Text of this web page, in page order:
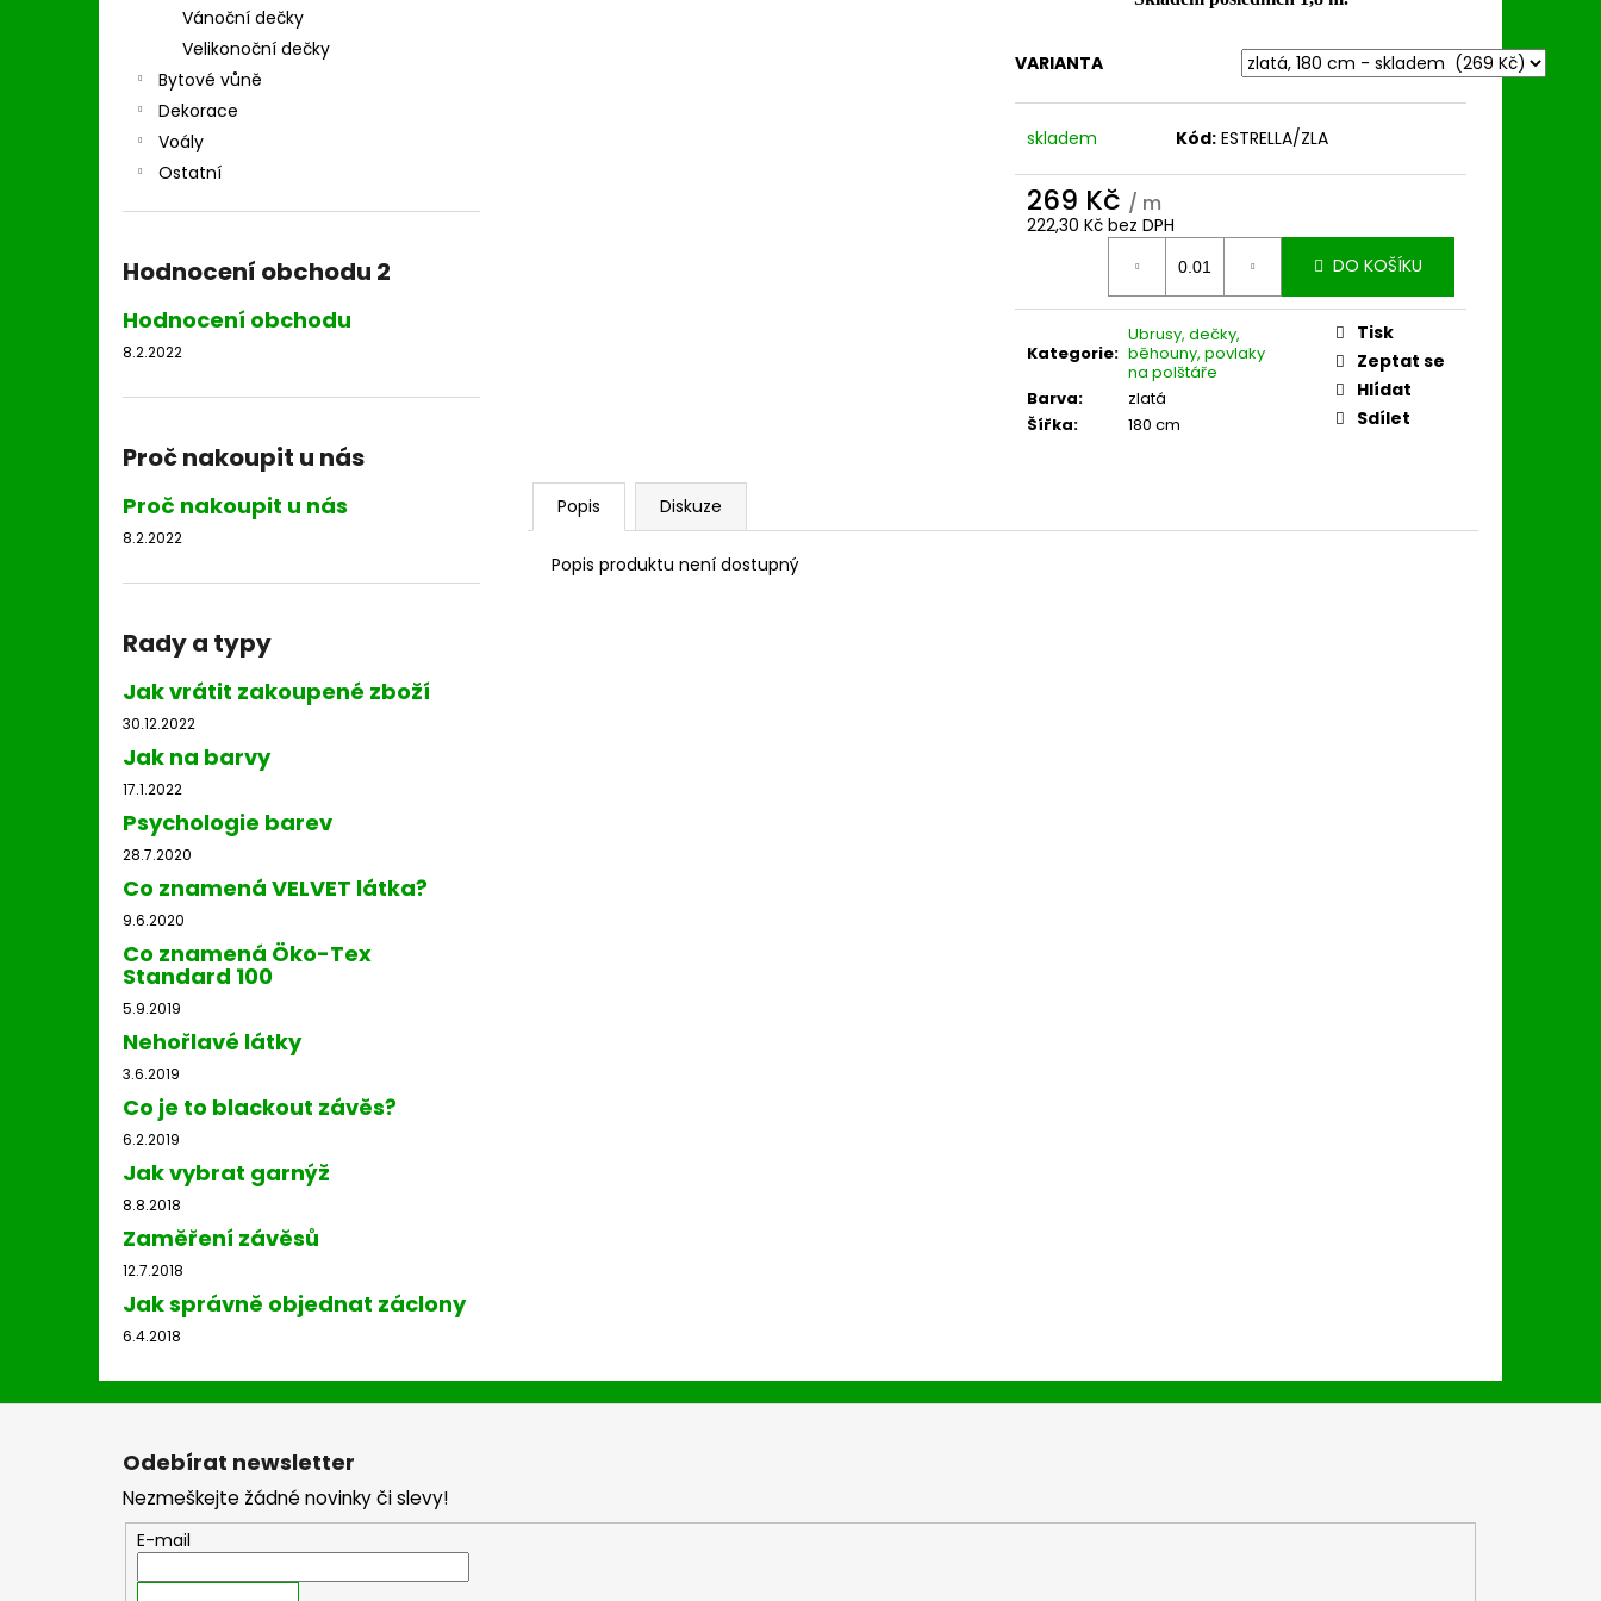
Vánoční dečky
Velikonoční dečky
Bytové vůně
Dekorace
Voály
Ostatní
Hodnocení obchodu 2
Hodnocení obchodu
8.2.2022
Proč nakoupit u nás
Proč nakoupit u nás
8.2.2022
Rady a typy
Jak vrátit zakoupené zboží
30.12.2022
Jak na barvy
17.1.2022
Psychologie barev
28.7.2020
Co znamená VELVET látka?
9.6.2020
Co znamená Öko-Tex
Standard 100
5.9.2019
Nehořlavé látky
3.6.2019
Co je to blackout závěs?
6.2.2019
Jak vybrat garnýž
8.8.2018
Zaměření závěsů
12.7.2018
Jak správně objednat záclony
6.4.2018
VARIANTA
skladem Kód: ESTRELLA/ZLA
269 Kč / m
222,30 Kč bez DPH
DO KOŠÍKU
Kategorie:
Ubrusy, dečky,
běhouny, povlaky
na polštáře
Barva:
zlatá
Šířka: 180 cm
Tisk
Zeptat se
Hlídat
Sdílet
Popis Diskuze
Popis produktu není dostupný
Z
Odebírat newsletter
Nezmeškejte žádné novinky či slevy!
E-mail